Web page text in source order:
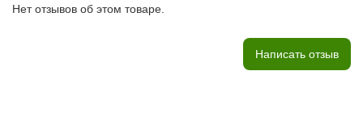
Нет отзывов об этом товаре.
Написать отзыв